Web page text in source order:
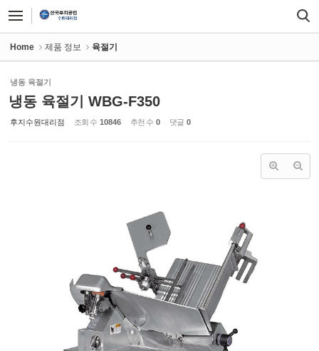
Home 제품 정보 육절기
냉동 육절기
냉동 육절기 WBG-F350
후지수원대리점 조회 수 10846 추천 수 0 댓글 0